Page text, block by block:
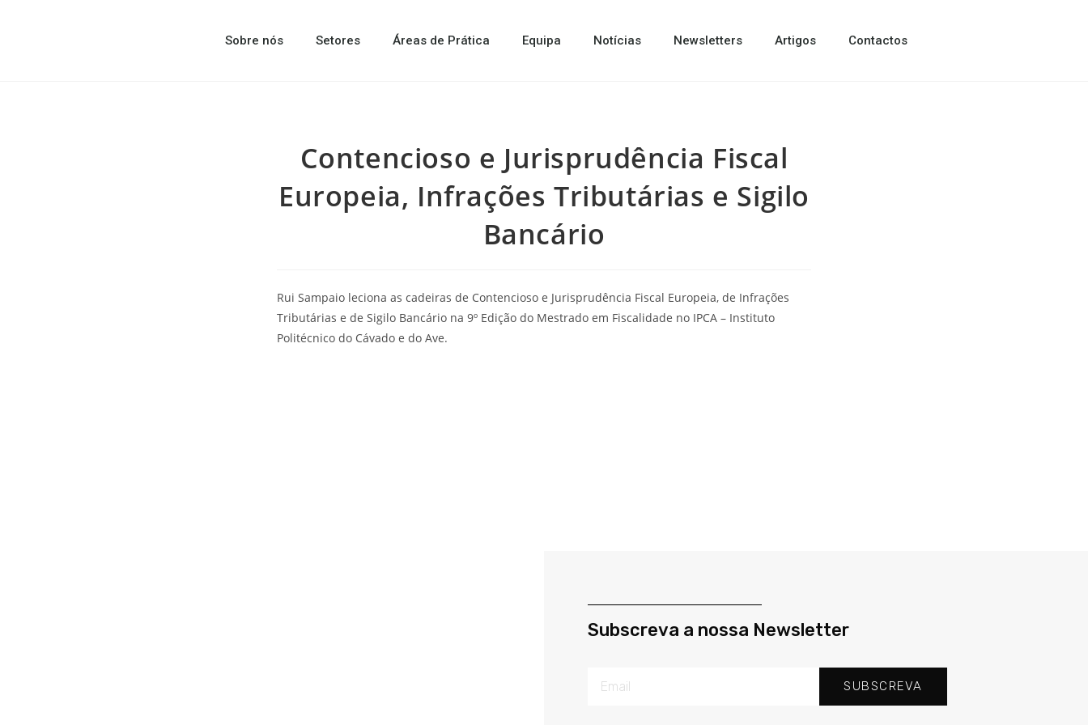
Sobre nós Setores Áreas de Prática Equipa Notícias Newsletters Artigos Contactos
Contencioso e Jurisprudência Fiscal
Europeia, Infrações Tributárias e Sigilo
Bancário
Rui Sampaio leciona as cadeiras de Contencioso e Jurisprudência Fiscal Europeia, de Infrações
Tributárias e de Sigilo Bancário na 9º Edição do Mestrado em Fiscalidade no IPCA – Instituto
Politécnico do Cávado e do Ave.
Subscreva a nossa Newsletter
SUBSCREVA